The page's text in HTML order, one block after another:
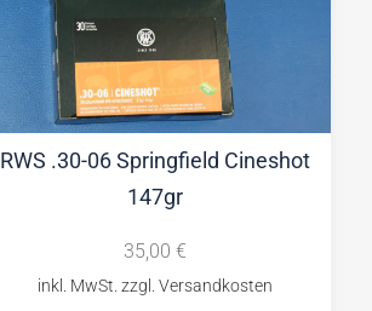
RWS .30-06 Springfield Cineshot
147gr
35,00 €